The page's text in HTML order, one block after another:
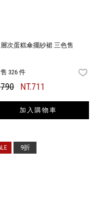
次蛋糕傘擺紗裙 三色售
326 件
NT.711
加入購物車
9折